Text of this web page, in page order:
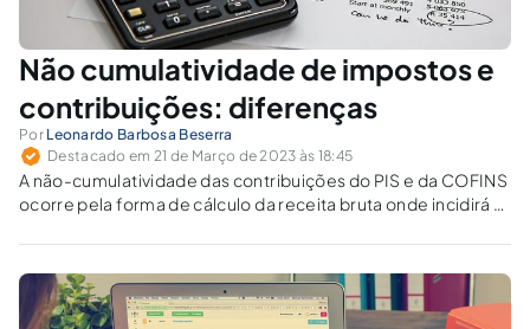
Não cumulatividade de impostos e
contribuições: diferenças
Por Leonardo Barbosa Beserra
Destacado em 21 de Março de 2023 às 18:45
A não-cumulatividade das contribuições do PIS e da COFINS
ocorre pela forma de cálculo da receita bruta onde incidirá a